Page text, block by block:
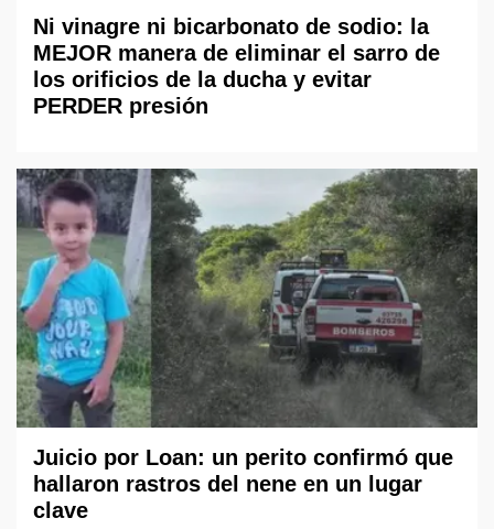
Ni vinagre ni bicarbonato de sodio: la
MEJOR manera de eliminar el sarro de
los orificios de la ducha y evitar
PERDER presión
Juicio por Loan: un perito confirmó que
hallaron rastros del nene en un lugar
clave